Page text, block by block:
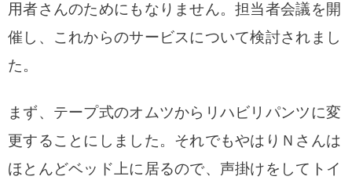
用者さんのためにもなりません。担当者会議を開
催し、これからのサービスについて検討されまし
た。
まず、テープ式のオムツからリハビリパンツに変
更することにしました。それでもやはりＮさんは
ほとんどベッド上に居るので、声掛けをしてトイ